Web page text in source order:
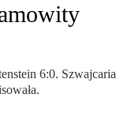
6:0. Szwajcaria